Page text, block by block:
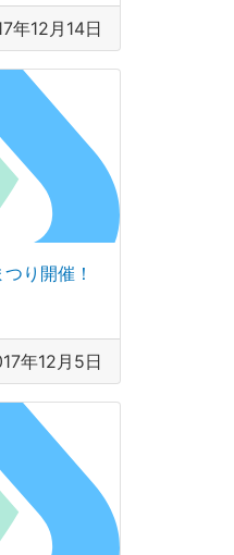
年12月14日
り開催！
年12月5日